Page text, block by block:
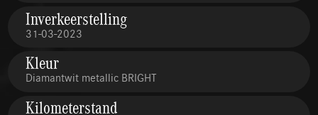
Inverkeerstelling
31-03-2023
Kleur
Diamantwit metallic BRIGHT
Kilometerstand